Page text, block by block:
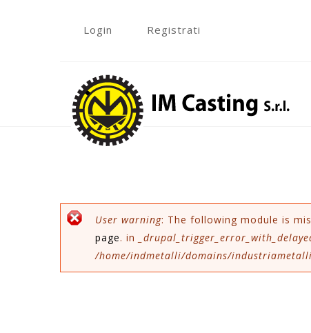
Login Registrati
Messaggio di
User warning: The following module is
page. in
/home/indmetalli/domains/